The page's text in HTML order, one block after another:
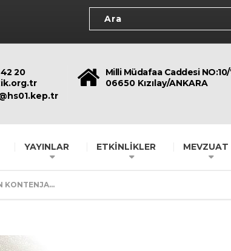
42 20
Milli Müdafaa Caddesi
06650 Kızılay/ANKARA
YAYINLAR ETKİNLİKLER MEVZUAT
KONTENJA...